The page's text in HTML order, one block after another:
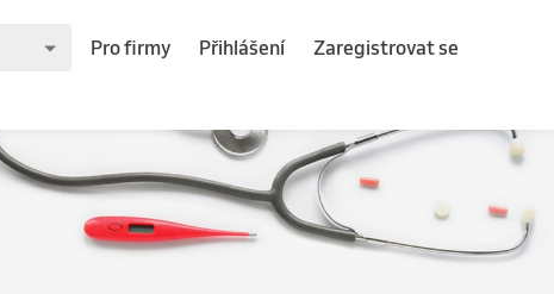
Pro firmy Přihlášení Zaregistrovat se